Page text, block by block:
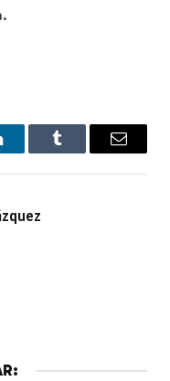
Tumblr Email